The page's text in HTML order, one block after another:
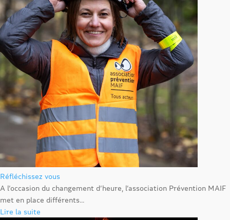
Réfléchissez vous
A l’occasion du changement d’heure, l’association Prévention MAIF
met en place différents...
Lire la suite